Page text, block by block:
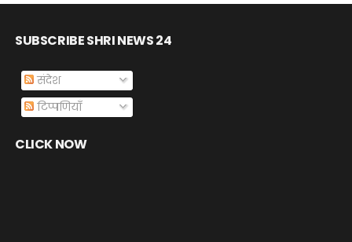
SUBSCRIBE SHRI NEWS 24
संदेश
टिप्पणियाँ
CLICK NOW